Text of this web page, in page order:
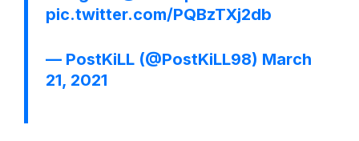
pic.twitter.com/PQBzTXj2db
— PostKiLL (@PostKiLL98) March
21, 2021